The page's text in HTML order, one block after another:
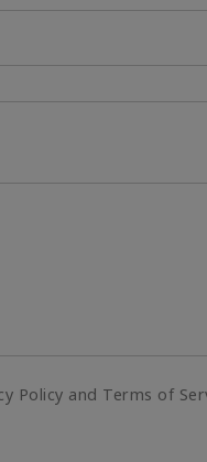
Policy and Terms of